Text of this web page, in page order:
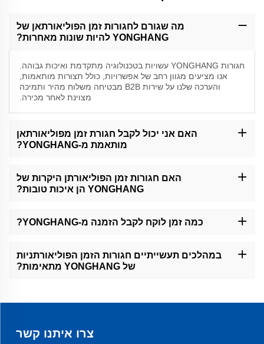
מה שגורם לחגורות זמן הפוליאורתאן של
YONGHANG להיות שונות מאחרות?
חגורות YONGHANG עשויות בטכנולוגיה מתקדמת ואיכות גבוהה.
אנו מציעים מגוון רחב של אפשרויות, כולל תצורות מותאמות,
והערכה שלנו על שירות B2B מבטיחה משלוח מהיר ותמיכה
מצוינת לאחר מכירה.
האם אני יכול לקבל חגורת זמן מפוליאורתאן
מותאמת מ-YONGHANG?
דרישתכם הספציפית, וניצור חגורת שמתאימה לצרכיכם.
האם חגורות זמן הפוליאורתן היקרות של
YONGHANG הן איכות טובות?
קרובות על חגורות זמן פוליאורתאן עבור צרכי העברת כוח ותנוחה
ביצועיים גבוהים.
כמה זמן לוקח לקבל הזמנה מ-YONGHANG?
שואפים להבטיח משלוח בזמן לכלי לקוחות B2B.
במהלכים תעשייתיים חגורות הזמן הפוליאורתניות
של YONGHANG מתאימות?
צרו איתנו קשר